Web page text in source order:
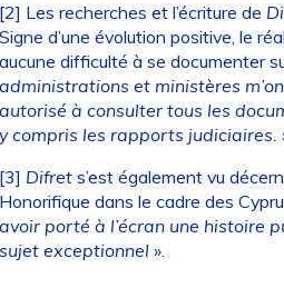
Les recherches et l’écriture de
d’une évolution positive, le
difficulté à se documenter
et ministères
à consulter tous les
compris les rapports judiciaires.
Difrets’est également vu
dans le cadre des
porté à l’écran une histoire
exceptionnel».